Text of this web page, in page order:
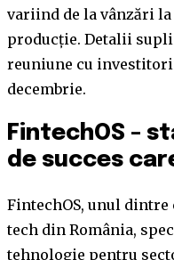
variind de la vânzări
producție. Detalii
reuniune cu
decembrie.
FintechOS –
de succes
FintechOS, unul
tech din România,
tehnologie pentru